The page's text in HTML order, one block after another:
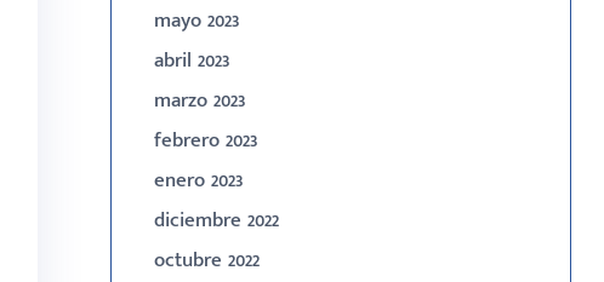
mayo 2023
abril 2023
marzo 2023
febrero 2023
enero 2023
diciembre 2022
octubre 2022